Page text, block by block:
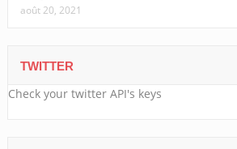
août 20, 2021
TWITTER
Check your twitter API's keys